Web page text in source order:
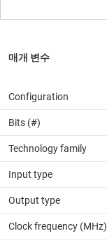
Configuration
Bits (#)
Technology family
Input type
Output type
Clock frequency (MHz)